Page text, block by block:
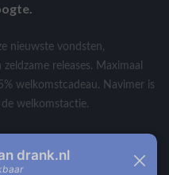
nieuwste vondsten,
releases. Maximaal
welkomstcadeau. Navimer is
welkomstactie.